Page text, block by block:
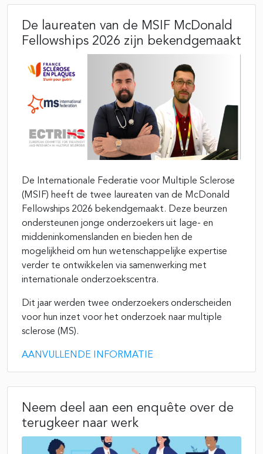
De laureaten van de MSIF McDonald
Fellowships 2026 zijn bekendgemaakt
De Internationale Federatie voor Multiple Sclerose
(MSIF) heeft de twee laureaten van de McDonald
Fellowships 2026 bekendgemaakt. Deze beurzen
ondersteunen jonge onderzoekers uit lage- en
middeninkomenslanden en bieden hen de
mogelijkheid om hun wetenschappelijke expertise
verder te ontwikkelen via samenwerking met
internationale onderzoekscentra.
Dit jaar werden twee onderzoekers onderscheiden
voor hun inzet voor het onderzoek naar multiple
sclerose (MS).
AANVULLENDE INFORMATIE
Neem deel aan een enquête over de
terugkeer naar werk